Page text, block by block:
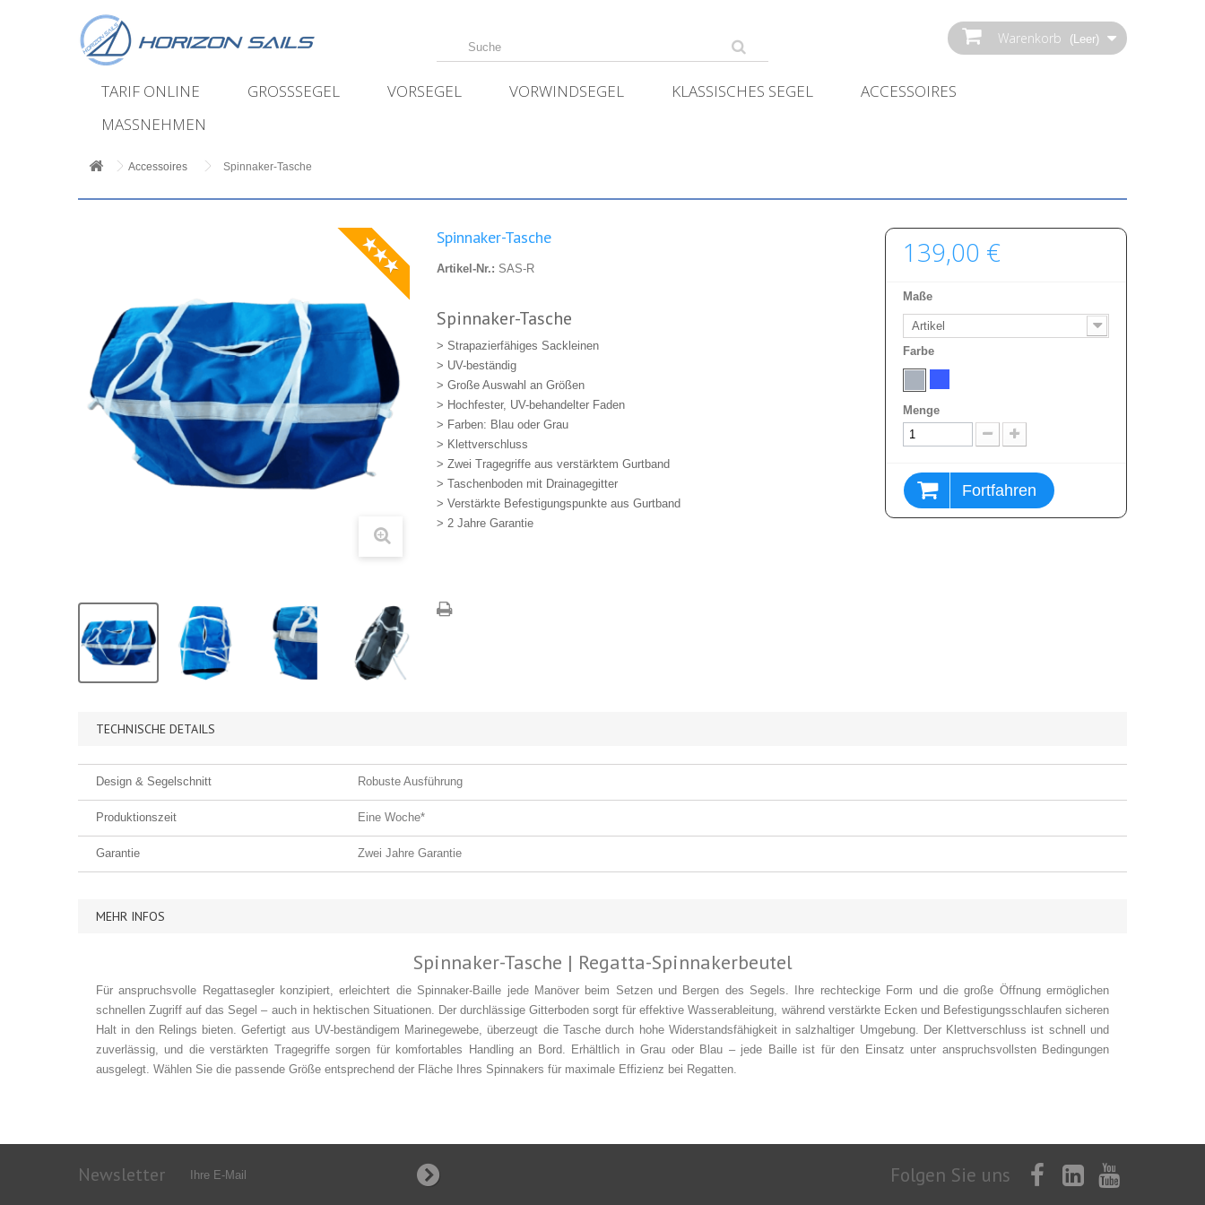
Warenkorb (Leer)
TARIF ONLINE GROSSSEGEL VORSEGEL VORWINDSEGEL KLASSISCHES SEGEL
ACCESSOIRES
MASSNEHMEN
Accessoires Spinnaker-Tasche
★★★ Spinnaker-Tasche
Artikel-Nr.: SAS-R
Spinnaker-Tasche
> Strapazierfähiges Sackleinen
> UV-beständig
> Große Auswahl an Größen
> Hochfester, UV-behandelter Faden
> Farben: Blau oder Grau
> Klettverschluss
> Zwei Tragegriffe aus verstärktem Gurtband
> Taschenboden mit Drainagegitter
> Verstärkte Befestigungspunkte aus Gurtband
> 2 Jahre Garantie
139,00 €
Maße
Artikel
Farbe
Menge
Fortfahren
TECHNISCHE DETAILS
Design & Segelschnitt Robuste Ausführung
Produktionszeit Eine Woche*
Garantie Zwei Jahre Garantie
MEHR INFOS
Spinnaker-Tasche | Regatta-Spinnakerbeutel
Für anspruchsvolle Regattasegler konzipiert, erleichtert die Spinnaker-Baille jede Manöver beim Setzen und Bergen des Segels. Ihre rechteckige Form und die große Öffnung ermöglichen
schnellen Zugriff auf das Segel – auch in hektischen Situationen. Der durchlässige Gitterboden sorgt für effektive Wasserableitung, während verstärkte Ecken und Befestigungsschlaufen sicheren
Halt in den Relings bieten. Gefertigt aus UV-beständigem Marinegewebe, überzeugt die Tasche durch hohe Widerstandsfähigkeit in salzhaltiger Umgebung. Der Klettverschluss ist schnell und
zuverlässig, und die verstärkten Tragegriffe sorgen für komfortables Handling an Bord. Erhältlich in Grau oder Blau – jede Baille ist für den Einsatz unter anspruchsvollsten Bedingungen
ausgelegt. Wählen Sie die passende Größe entsprechend der Fläche Ihres Spinnakers für maximale Effizienz bei Regatten.
Newsletter Folgen Sie uns